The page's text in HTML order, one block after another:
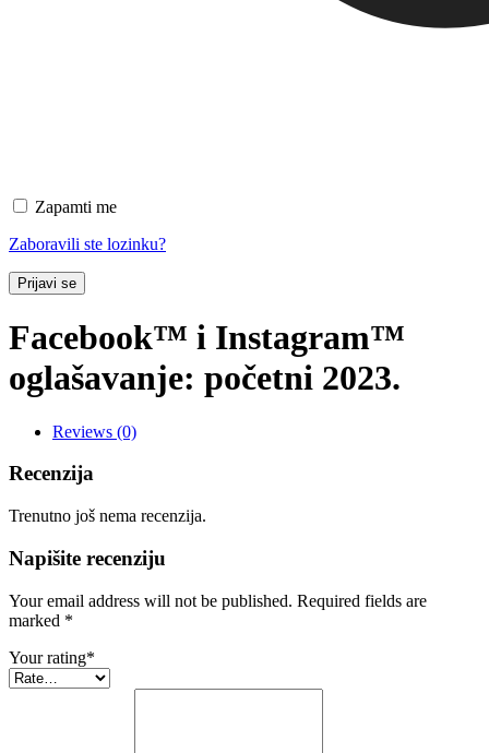
Zapamti me
Zaboravili ste lozinku?
Prijavi se
Facebook™ i Instagram™
oglašavanje: početni 2023.
Reviews (0)
Recenzija
Trenutno još nema recenzija.
Napišite recenziju
Your email address will not be published. Required fields are
marked *
Your rating*